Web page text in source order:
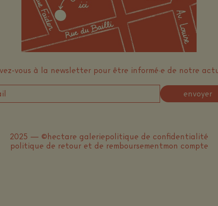
vous à la newsletter pour être informé·e de notre
envoyer
2025 — ©hectare galeriepolitique de confidentialité
politique de retour et de remboursementmon compte